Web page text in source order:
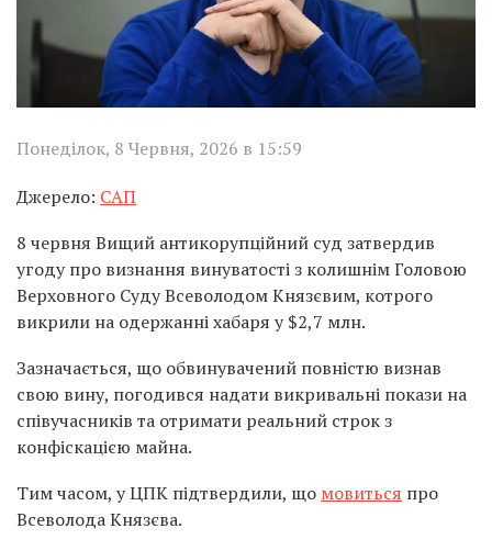
Понеділок, 8 Червня, 2026 в 15:59
Джерело: САП
8 червня Вищий антикорупційний суд затвердив
угоду про визнання винуватості з колишнім Головою
Верховного Суду Всеволодом Князєвим, котрого
викрили на одержанні хабаря у $2,7 млн.
Зазначається, що обвинувачений повністю визнав
свою вину, погодився надати викривальні покази на
співучасників та отримати реальний строк з
конфіскацією майна.
Тим часом, у ЦПК підтвердили, що мовиться про
Всеволода Князєва.